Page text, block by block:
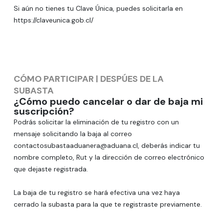
Si aún no tienes tu Clave Única, puedes solicitarla en
https://claveunica.gob.cl/
CÓMO PARTICIPAR | DESPÚES DE LA
SUBASTA
¿Cómo puedo cancelar o dar de baja mi
suscripción?
Podrás solicitar la eliminación de tu registro con un
mensaje solicitando la baja al correo
contactosubastaaduanera@aduana.cl, deberás indicar tu
nombre completo, Rut y la dirección de correo electrónico
que dejaste registrada.
La baja de tu registro se hará efectiva una vez haya
cerrado la subasta para la que te registraste previamente.